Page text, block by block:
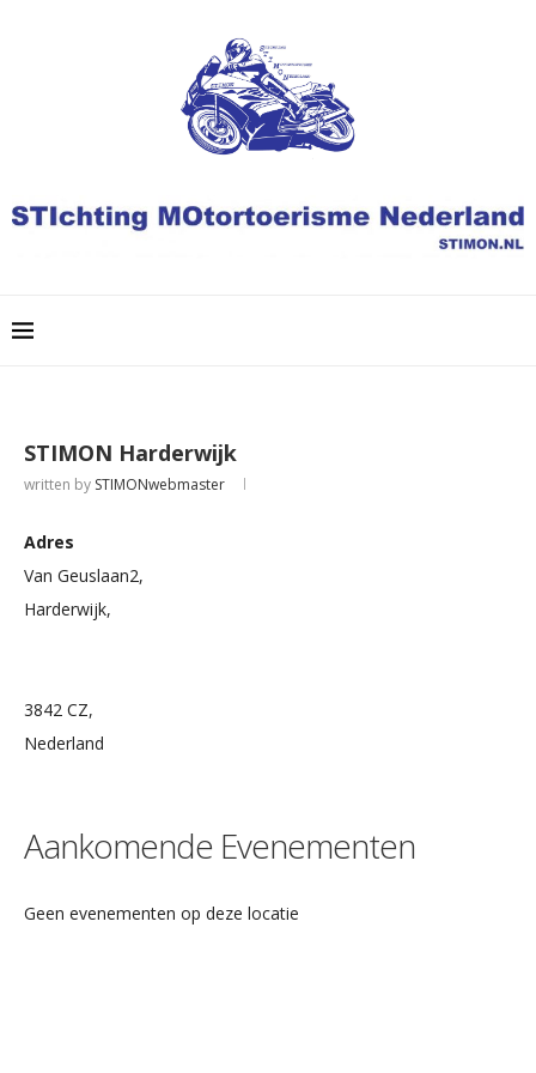
STIMON Harderwijk
written by STIMONwebmaster
Adres
Van Geuslaan2,
Harderwijk,
3842 CZ,
Nederland
Aankomende Evenementen
Geen evenementen op deze locatie